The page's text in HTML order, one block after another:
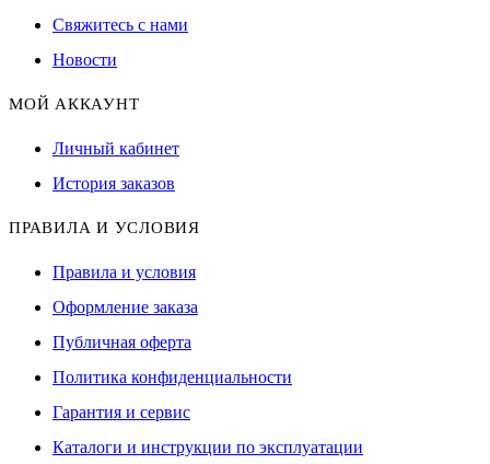
Свяжитесь с нами
Новости
МОЙ АККАУНТ
Личный кабинет
История заказов
ПРАВИЛА И УСЛОВИЯ
Правила и условия
Оформление заказа
Публичная оферта
Политика конфиденциальности
Гарантия и сервис
Каталоги и инструкции по эксплуатации